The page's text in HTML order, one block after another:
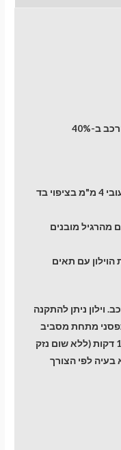
ב-40%
מסגרת מתכת חזקה וגמישה בעובי 4 מ"מ בציפוי בד
מהרגיל מובנים
עם תאים
וילון ניתן להתקנה
מתחת מסביב
למסגרת החלון. וילונות מותקנים תוך 15 דקות (ללא שום נזק
בעיה לפי הצורך